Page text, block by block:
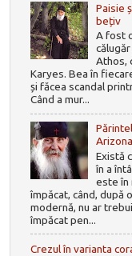
Paisie
bețiv
A fost
Athos,
Karyes. Bea în
și făcea scandal
Când a mur...
Arizona
Există
în a
este în
împăcat, când, după
modernă, nu ar
împăcat pen...
Crezul în varianta